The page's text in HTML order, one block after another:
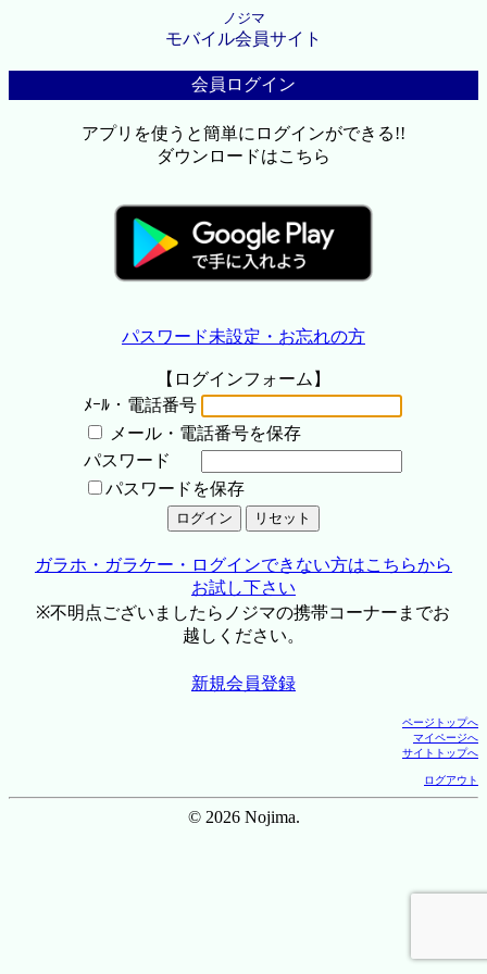
ノジマ
モバイル会員サイト
会員ログイン
アプリを使うと簡単にログインができる!!
ダウンロードはこちら
パスワード未設定・お忘れの方
【ログインフォーム】
ﾒｰﾙ・電話番号
メール・電話番号を保存
パスワード
パスワードを保存
ガラホ・ガラケー・ログインできない方はこちらから
お試し下さい
※不明点ございましたらノジマの携帯コーナーまでお
越しください。
新規会員登録
ページトップへ
マイページへ
サイトトップへ
ログアウト
© 2026 Nojima.